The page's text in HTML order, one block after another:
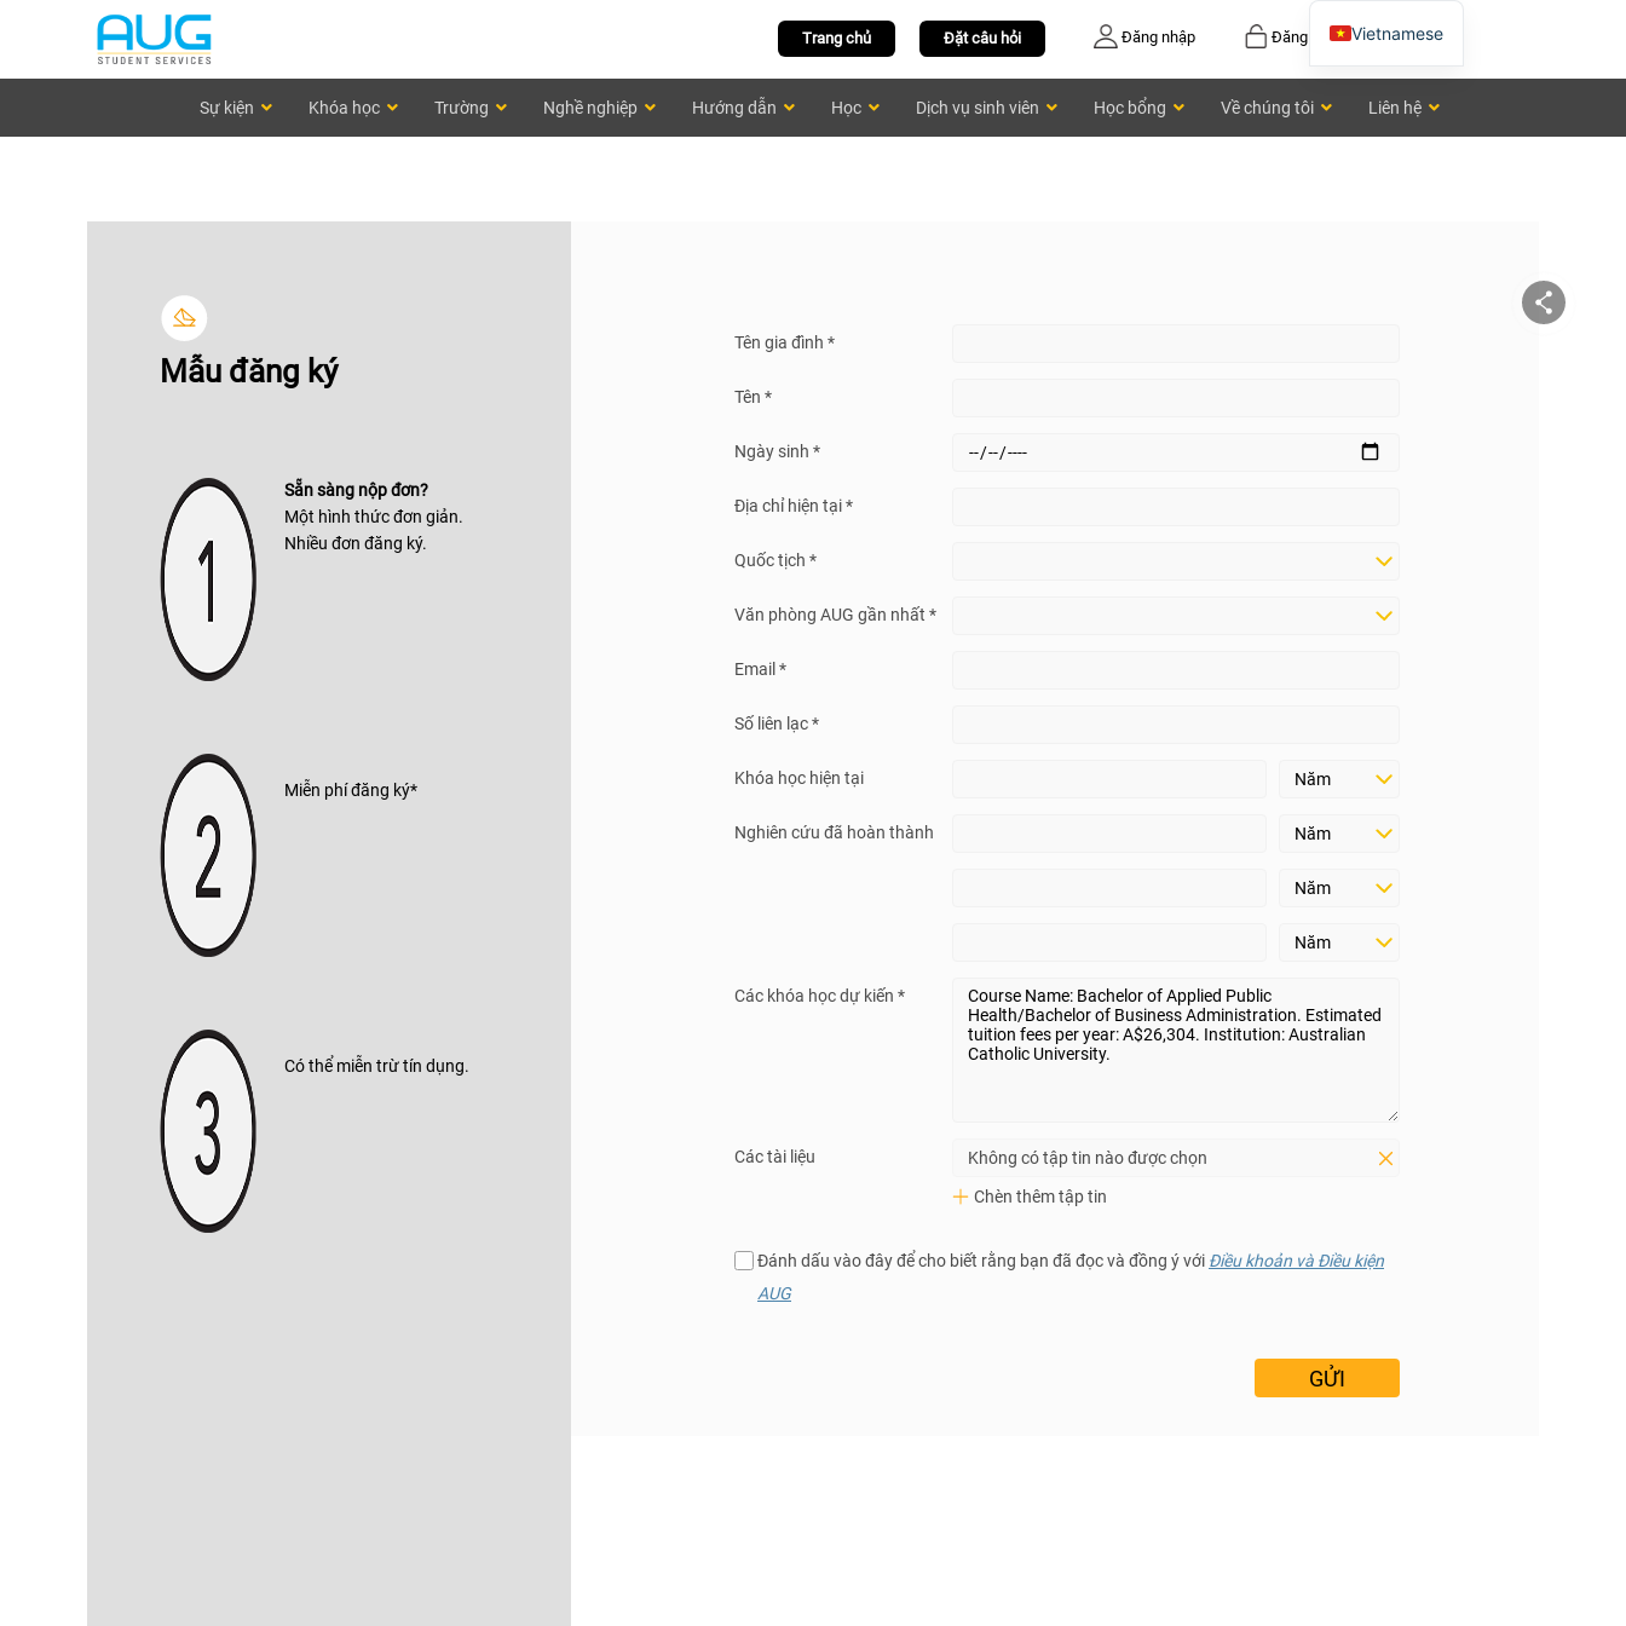
Đăng ký
Đăng nhập
Đặt câu hỏi
Trang chủ
Sự kiện Khóa học Trường Nghề nghiệp Hướng dẫn Học Dịch vụ sinh viên Học bổng Về chúng tôi Liên hệ
Mẫu đăng ký
Sẵn sàng nộp đơn?
Một hình thức đơn giản.
Nhiều đơn đăng ký.
Miễn phí đăng ký*
Có thể miễn trừ tín dụng.
Tên gia đình *
Tên *
Ngày sinh *
Địa chỉ hiện tại *
Quốc tịch *
Văn phòng AUG gần nhất *
Email *
Số liên lạc *
Khóa học hiện tại
Nghiên cứu đã hoàn thành
Các khóa học dự kiến *
Các tài liệu
Không có tập tin nào được chọn
Chèn thêm tập tin
Đánh dấu vào đây để cho biết rằng bạn đã đọc và đồng ý với Điều khoản và Điều kiện
AUG
Vietnamese
Chinese